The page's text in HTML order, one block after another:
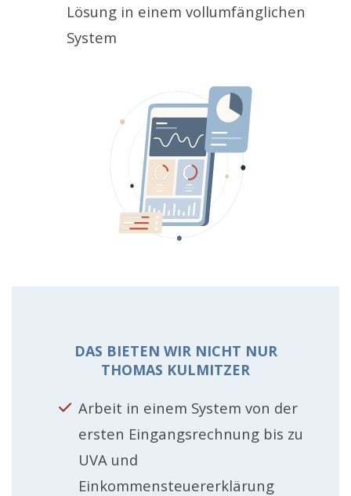
Lösung in einem vollumfänglichen
System
DAS BIETEN WIR NICHT NUR
THOMAS KULMITZER
Arbeit in einem System von der
ersten Eingangsrechnung bis zu
UVA und
Einkommensteuererklärung